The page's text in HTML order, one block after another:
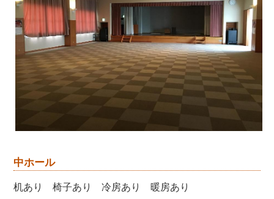
中ホール
机あり 椅子あり 冷房あり 暖房あり